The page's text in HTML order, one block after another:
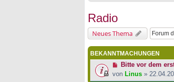
Radio
Neues Thema
BEKANNTMACHUNGEN
Bitte vor dem
von Linus »